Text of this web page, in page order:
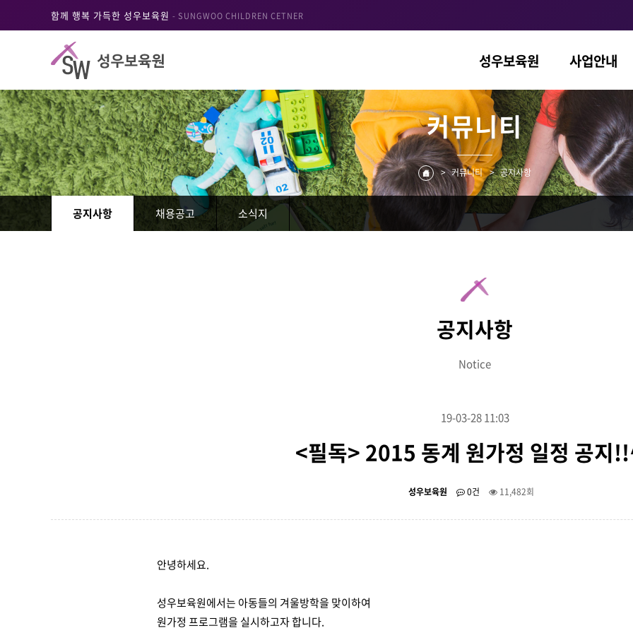
함께 행복 가득한 성우보육원 - SUNGWOO CHILDREN CETNER
성우보육원 사업안내
커뮤니티
> 커뮤니티 > 공지사항
공지사항 채용공고 소식지
공지사항
Notice
19-03-28 11:03
<필독> 2015 동계 원가정 일정 공지
성우보육원 0건 11,482회
안녕하세요.
성우보육원에서는 아동들의 겨울방학을 맞이하여
원가정 프로그램을 실시하고자 합니다.